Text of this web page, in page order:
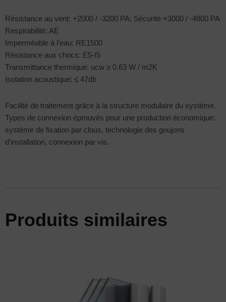
Résistance au vent: +2000 / -3200 PA; Sécurité +3000 / -4800 PA
Respirabilité: AE
Imperméable à l’eau: RE1500
Résistance aux chocs: E5-I5
Transmittance thermique: ucw ≥ 0.63 W / m2K
Isolation acoustique: ≤ 47db
Facilité de traitement grâce à la structure modulaire du système.
Types de connexion éprouvés pour une production économique:
système de fixation par clous, technologie des goujons
d’installation, connexion par vis.
Produits similaires